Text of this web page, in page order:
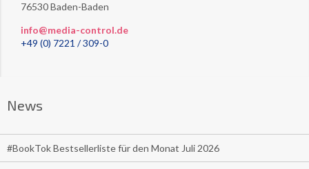
76530 Baden-Baden
info@media-control.de
+49 (0) 7221 / 309-0
News
#BookTok Bestsellerliste für den Monat Juli 2026